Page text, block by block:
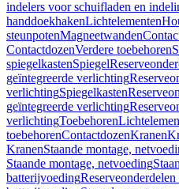
indelers voor schuifladen en
handdoekhakenLichtelementen
steunpotenMagneetwanden
ContactdozenVerdere toebehoren
spiegelkastenSpiegel
geïntegreerde verlichting
verlichtingSpiegelkasten
geïntegreerde verlichting
verlichtingToebehoren
toebehorenContactdozenKranen
KranenStaande montage,
Staande montage, netvoeding
batterijvoeding